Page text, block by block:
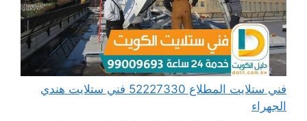
فني ستلايت المطلاع 52227330 فني ستلايت هندي
الجهراء